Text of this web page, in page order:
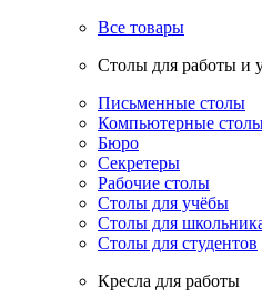
Все товары
Столы для работы и
Письменные столы
Компьютерные
Бюро
Секретеры
Рабочие столы
Столы для учёбы
Столы для
Столы для студентов
Кресла для работы